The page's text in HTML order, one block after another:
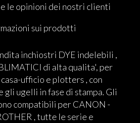
le opinioni dei nostri clienti
sui prodotti
inchiostri DYE indelebili ,
di alta qualita', per
ufficio e plotters , con
gli ugelli in fase di stampa. Gli
compatibili per CANON -
, tutte le serie e